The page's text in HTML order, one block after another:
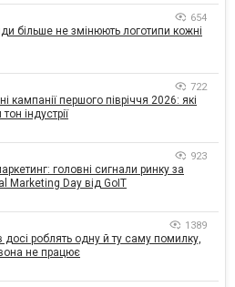
654
більше не змінюють логотипи кожні
722
кампанії першого півріччя 2026: які
індустрії
923
головні сигнали ринку за
Marketing Day від GoIT
1389
досі роблять одну й ту саму помилку,
не працює